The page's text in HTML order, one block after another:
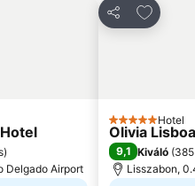
)
Delgado Airport
Megosztás
5 Kategória
Hotel
Olivia
9,1 Kiváló (
Lisszabon,